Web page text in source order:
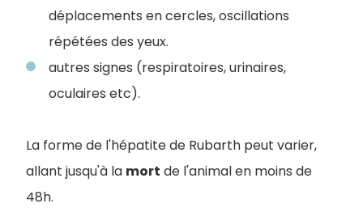
déplacements en cercles, oscillations
répétées des yeux.
autres signes (respiratoires, urinaires,
oculaires etc).
La forme de l'hépatite de Rubarth peut varier,
allant jusqu'à la mort de l'animal en moins de
48h.